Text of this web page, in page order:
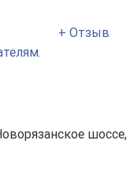
+ Отзыв
шоссе,